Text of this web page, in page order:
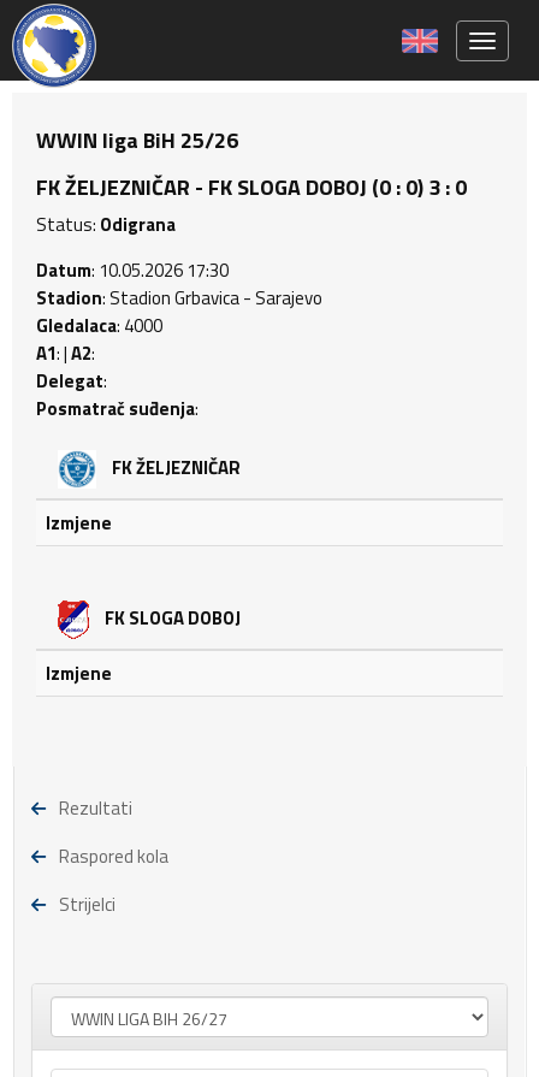
WWIN liga BiH 25/26
FK ŽELJEZNIČAR - FK SLOGA DOBOJ (0 : 0) 3 : 0
Status: Odigrana
Datum: 10.05.2026 17:30
Stadion: Stadion Grbavica - Sarajevo
Gledalaca: 4000
A1: |A2:
Delegat:
Posmatrač suđenja:
FK ŽELJEZNIČAR
Izmjene
FK SLOGA DOBOJ
Izmjene
Rezultati
Raspored kola
Strijelci